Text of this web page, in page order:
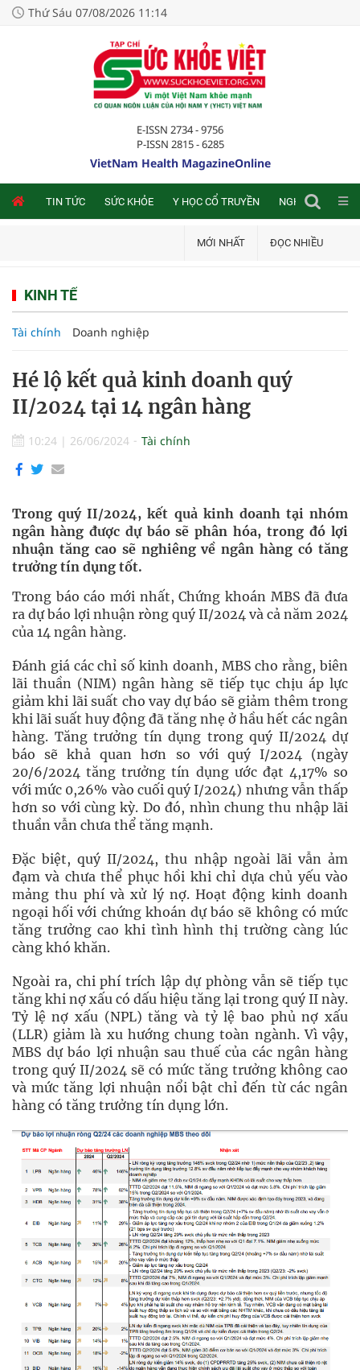
Thứ Sáu 07/08/2026 11:14
E-ISSN 2734 - 9756
P-ISSN 2815 - 6285
VietNam Health MagazineOnline
TIN TỨC SỨC KHỎE Y HỌC CỔ TRUYỀN NGHIÊN CỨU
MỚI NHẤT ĐỌC NHIỀU
KINH TẾ
Tài chính Doanh nghiệp
Hé lộ kết quả kinh doanh quý
II/2024 tại 14 ngân hàng
10:24 | 26/06/2024 Tài chính
Trong quý II/2024, kết quả kinh doanh tại nhóm
ngân hàng được dự báo sẽ phân hóa, trong đó lợi
nhuận tăng cao sẽ nghiêng về ngân hàng có tăng
trưởng tín dụng tốt.
Trong báo cáo mới nhất, Chứng khoán MBS đã đưa
ra dự báo lợi nhuận ròng quý II/2024 và cả năm 2024
của 14 ngân hàng.
Đánh giá các chỉ số kinh doanh, MBS cho rằng, biên
lãi thuần (NIM) ngân hàng sẽ tiếp tục chịu áp lực
giảm khi lãi suất cho vay dự báo sẽ giảm thêm trong
khi lãi suất huy động đã tăng nhẹ ở hầu hết các ngân
hàng. Tăng trưởng tín dụng trong quý II/2024 dự
báo sẽ khả quan hơn so với quý I/2024 (ngày
20/6/2024 tăng trưởng tín dụng ước đạt 4,17% so
với mức 0,26% vào cuối quý I/2024) nhưng vẫn thấp
hơn so với cùng kỳ. Do đó, nhìn chung thu nhập lãi
thuần vẫn chưa thể tăng mạnh.
Đặc biệt, quý II/2024, thu nhập ngoài lãi vẫn ảm
đạm và chưa thể phục hồi khi chỉ dựa chủ yếu vào
mảng thu phí và xử lý nợ. Hoạt động kinh doanh
ngoại hối với chứng khoán dự báo sẽ không có mức
tăng trưởng cao khi tình hình thị trường càng lúc
càng khó khăn.
Ngoài ra, chi phí trích lập dự phòng vẫn sẽ tiếp tục
tăng khi nợ xấu có dấu hiệu tăng lại trong quý II này.
Tỷ lệ nợ xấu (NPL) tăng và tỷ lệ bao phủ nợ xấu
(LLR) giảm là xu hướng chung toàn ngành. Vì vậy,
MBS dự báo lợi nhuận sau thuế của các ngân hàng
trong quý II/2024 sẽ có mức tăng trưởng không cao
và mức tăng lợi nhuận nổi bật chỉ đến từ các ngân
hàng có tăng trưởng tín dụng lớn.